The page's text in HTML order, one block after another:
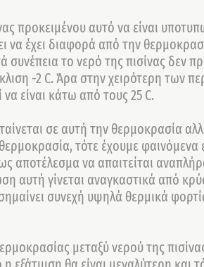
προκειμένου αυτό να είναι
να έχει διαφορά από την
το νερό της πισίνας δεν
-2 C. Άρα στην χειρότερη των
είναι κάτω από τους 25 C.
σε αυτή την θερμοκρασία
τότε έχουμε φαινόμενα
αποτέλεσμα να απαιτείται
αυτή γίνεται αναγκαστικά από
συνεχή υψηλά θερμικά
μεταξύ νερού της